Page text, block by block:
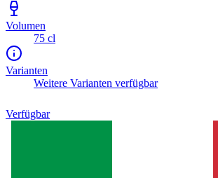
Volumen
75 cl
Varianten
Weitere Varianten verfügbar
Verfügbar